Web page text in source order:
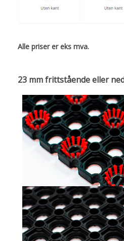
Alle priser er eks mva.
23 mm frittstående eller